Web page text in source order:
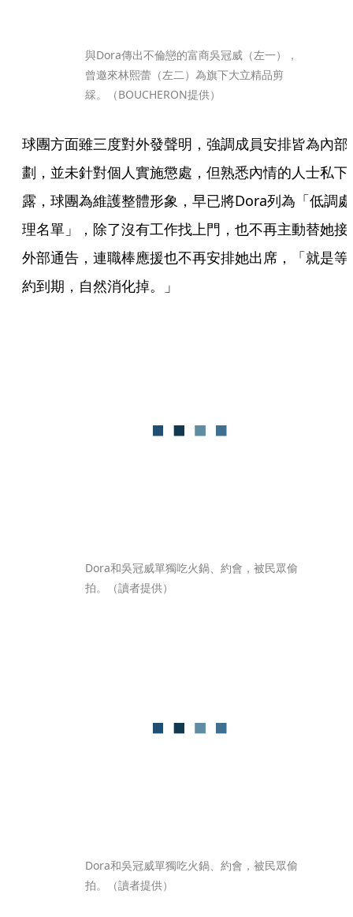
與Dora傳出不倫戀的富商吳冠威（左一），
曾邀來林熙蕾（左二）為旗下大立精品剪
綵。（BOUCHERON提供）
球團方面雖三度對外發聲明，強調成員安排皆為內部
劃，並未針對個人實施懲處，但熟悉內情的人士私下
露，球團為維護整體形象，早已將Dora列為「低調處
理名單」，除了沒有工作找上門，也不再主動替她接
外部通告，連職棒應援也不再安排她出席，「就是等
約到期，自然消化掉。」
Dora和吳冠威單獨吃火鍋、約會，被民眾偷
拍。（讀者提供）
Dora和吳冠威單獨吃火鍋、約會，被民眾偷
拍。（讀者提供）